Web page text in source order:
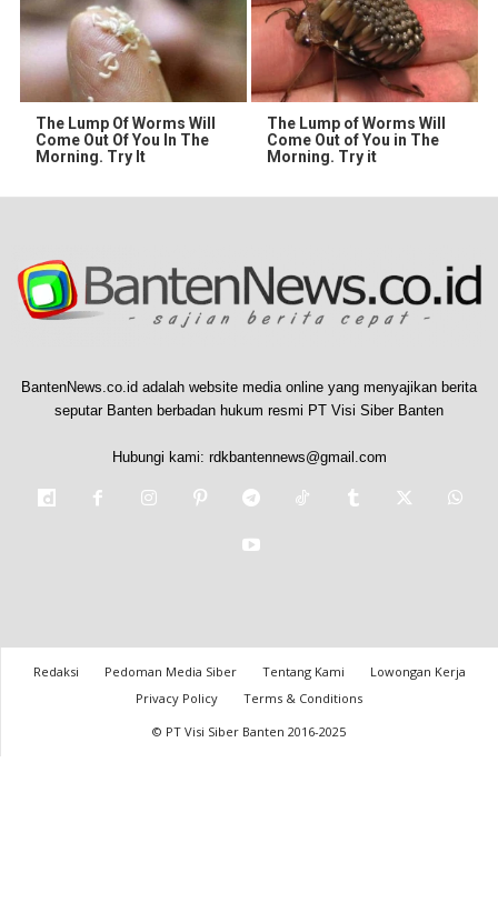
The Lump Of Worms Will
Come Out Of You In The
Morning. Try It
The Lump of Worms Will
Come Out of You in The
Morning. Try it
BantenNews.co.id adalah website media online yang menyajikan berita
seputar Banten berbadan hukum resmi PT Visi Siber Banten
Hubungi kami: rdkbantennews@gmail.com
Redaksi Pedoman Media Siber Tentang Kami
Lowongan Kerja
Privacy Policy
Terms & Conditions
© PT Visi Siber Banten 2016-2025